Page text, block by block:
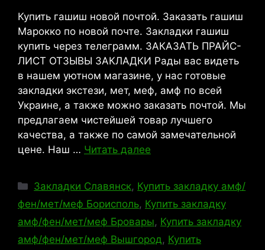
Купить гашиш новой почтой. Заказать гашиш
Марокко по новой почте. Закладки гашиш
купить через телеграмм. ЗАКАЗАТЬ ПРАЙС-
ЛИСТ ОТЗЫВЫ ЗАКЛАДКИ Рады вас видеть
в нашем уютном магазине, у нас готовые
закладки экстези, мет, меф, амф по всей
Украине, а также можно заказать почтой. Мы
предлагаем чистейшей товар лучшего
качества, а также по самой замечательной
цене. Наш … Читать далее
Рубрики
Закладки Славянск, Купить закладку амф/
фен/мет/меф Борисполь, Купить закладку
амф/фен/мет/меф Бровары, Купить закладку
амф/фен/мет/меф Вышгород, Купить